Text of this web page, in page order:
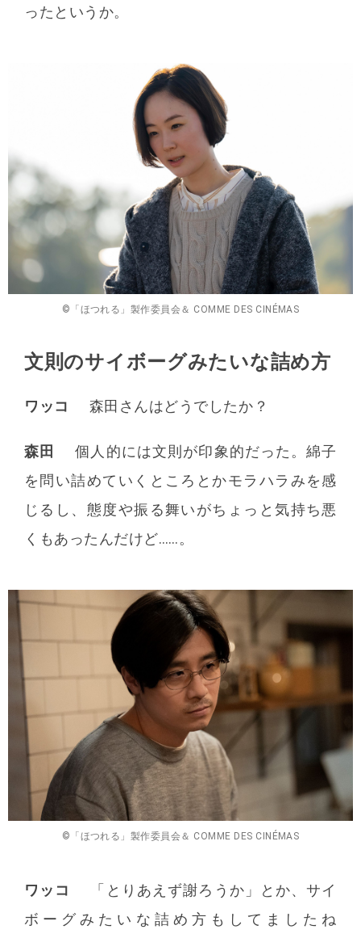
ったというか。
©「ほつれる」製作委員会＆ COMME DES CINÉMAS
文則のサイボーグみたいな詰め方
ワッコ 森田さんはどうでしたか？
森田
個人的には文則が印象的だった。綿子
を問い詰めていくところとかモラハラみを感
じるし、態度や振る舞いがちょっと気持ち悪
くもあったんだけど……。
©「ほつれる」製作委員会＆ COMME DES CINÉMAS
ワッコ
「とりあえず謝ろうか」とか、サイ
ボーグみたいな詰め方もしてましたね